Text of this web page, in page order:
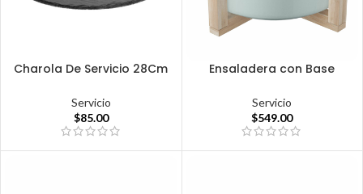
Charola De Servicio 28Cm
Servicio
$85.00
Ensaladera con Base
Servicio
$549.00